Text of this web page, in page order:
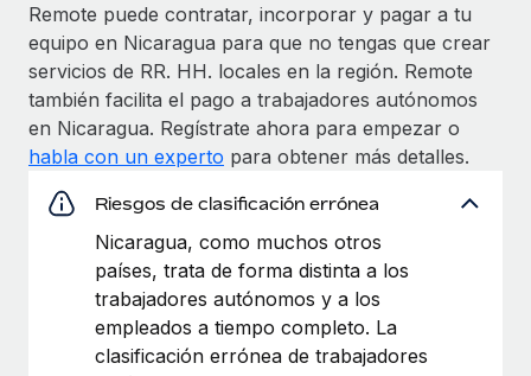
Remote puede contratar, incorporar y pagar a tu
equipo en Nicaragua para que no tengas que crear
servicios de RR. HH. locales en la región. Remote
también facilita el pago a trabajadores autónomos
en Nicaragua. Regístrate ahora para empezar o
habla con un experto para obtener más detalles.
Riesgos de clasificación errónea
Nicaragua, como muchos otros
países, trata de forma distinta a los
trabajadores autónomos y a los
empleados a tiempo completo. La
clasificación errónea de trabajadores